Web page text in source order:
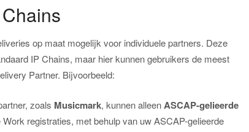
op maat mogelijk voor individuele partners. Deze
IP Chains, maar hier kunnen gebruikers de meest
Partner. Bijvoorbeeld:
zoals Musicmark, kunnen alleenASCAP-gelieerde
registraties, met behulp van uw ASCAP-gelieerde